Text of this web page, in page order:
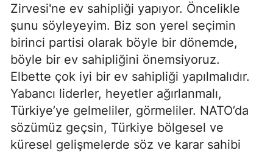
Zirvesi'ne ev sahipliği yapıyor. Öncelikle
şunu söyleyeyim. Biz son yerel seçimin
birinci partisi olarak böyle bir dönemde,
böyle bir ev sahipliğini önemsiyoruz.
Elbette çok iyi bir ev sahipliği yapılmalıdır.
Yabancı liderler, heyetler ağırlanmalı,
Türkiye’ye gelmeliler, görmeliler. NATO’da
sözümüz geçsin, Türkiye bölgesel ve
küresel gelişmelerde söz ve karar sahibi